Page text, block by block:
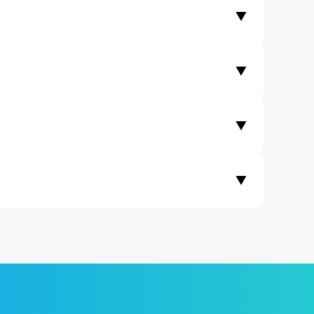
들에서도 모인 서비스를 이용하고 있습니다.
▼
▼
▼
▼